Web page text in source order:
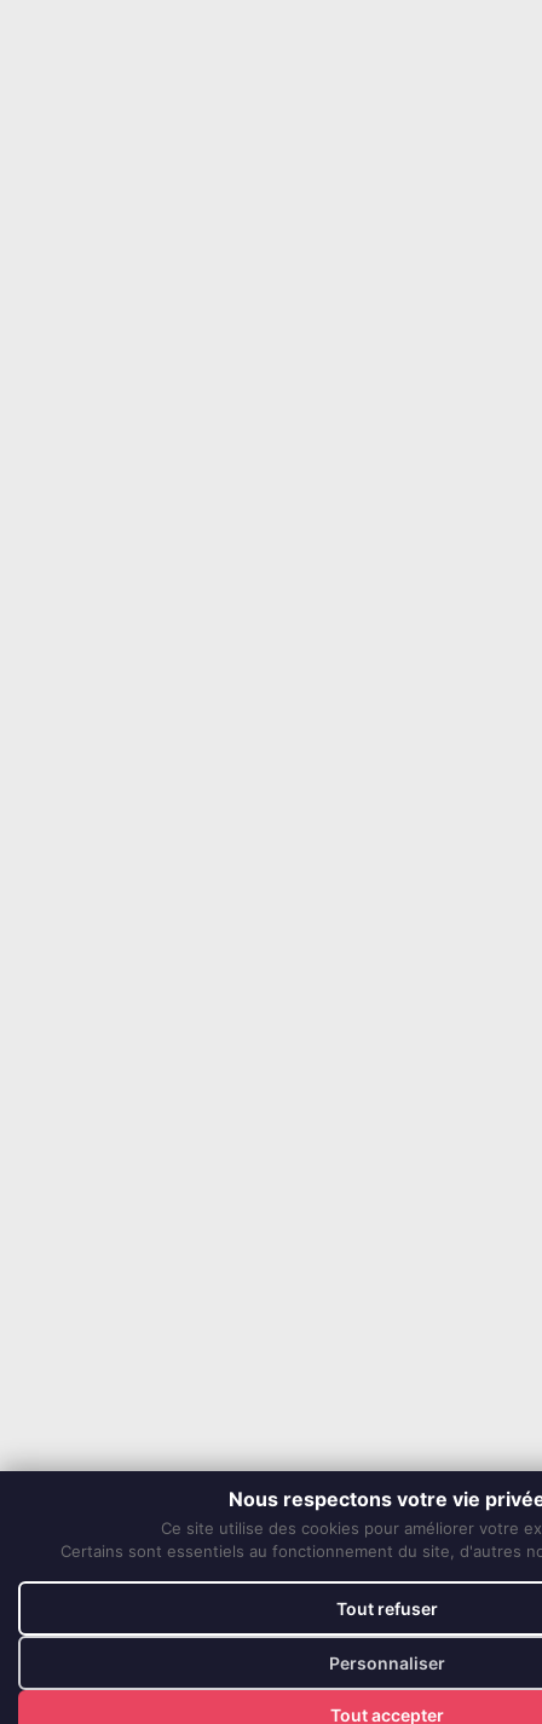
Nous respectons votre vie
Ce site utilise des cookies pour améliorer votre
Certains sont essentiels au fonctionnement du site, d'autres
Tout refuser
Personnaliser
Tout accepter